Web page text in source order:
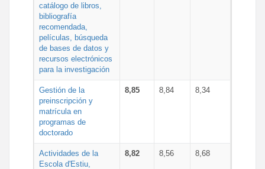
catálogo de libros,
bibliografía
recomendada,
películas, búsqueda
de bases de datos y
recursos electrónicos
para la investigación
Gestión de la
preinscripción y
matrícula en
programas de
doctorado
8,85 8,84 8,34
Actividades de la
Escola d'Estiu,
8,82 8,56 8,68